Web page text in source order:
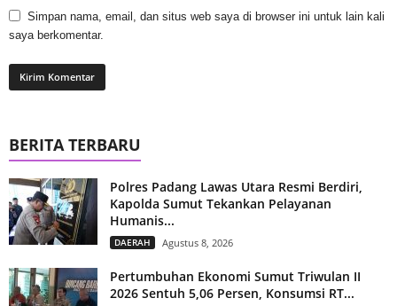
Simpan nama, email, dan situs web saya di browser ini untuk lain kali
saya berkomentar.
BERITA TERBARU
Polres Padang Lawas Utara Resmi Berdiri,
Kapolda Sumut Tekankan Pelayanan
Humanis...
DAERAH Agustus 8, 2026
Pertumbuhan Ekonomi Sumut Triwulan II
2026 Sentuh 5,06 Persen, Konsumsi RT...